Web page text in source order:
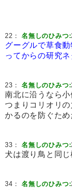
22：名無しのひみつ:
グーグルで草食
ってからの研究ネ
23：名無しのひみつ:
南北に沿うなら小
つまりコリオリ
かるのを防ぐため
33：名無しのひみつ:
犬は渡り鳥と同
34：名無しのひみつ: